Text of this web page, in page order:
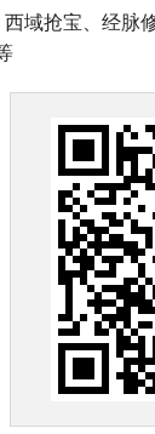
域抢宝、经脉